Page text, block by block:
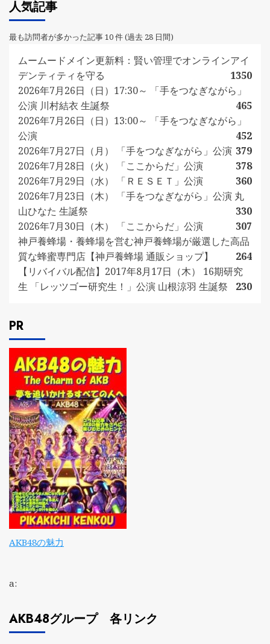
人気記事
最も訪問者が多かった記事 10 件 (過去 28 日間)
ムームードメイン更新料：賢い管理でオンラインアイ
デンティティを守る
1350
2026年7月26日（日）17:30～ 「手をつなぎながら」
公演 川村結衣 生誕祭
465
2026年7月26日（日）13:00～ 「手をつなぎながら」
公演
452
2026年7月27日（月） 「手をつなぎながら」公演 379
2026年7月28日（火） 「ここからだ」公演
378
2026年7月29日（水） 「ＲＥＳＥＴ」公演
360
2026年7月23日（木） 「手をつなぎながら」公演 丸
山ひなた 生誕祭
330
2026年7月30日（木） 「ここからだ」公演
307
神戸養蜂場・養蜂場を営む神戸養蜂場が厳選した高品
質な蜂蜜専門店【神戸養蜂場 通販ショップ】
264
【リバイバル配信】2017年8月17日（木） 16期研究
生 「レッツゴー研究生！」公演 山根涼羽 生誕祭
230
PR
AKB48の魅力
a:
AKB48グループ 各リンク